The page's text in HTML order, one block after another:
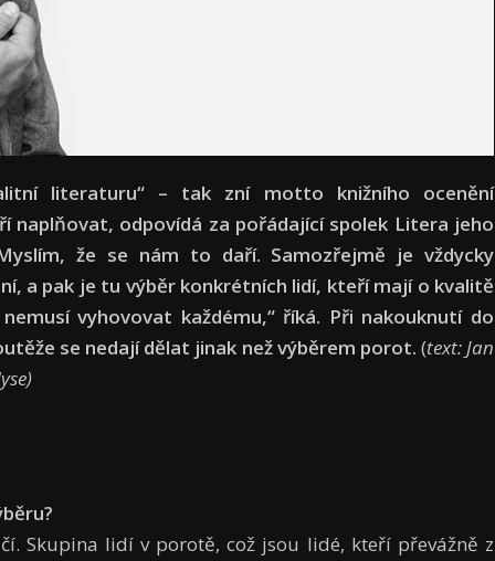
literaturu“ – tak zní motto knižního ocenění
naplňovat, odpovídá za pořádající spolek Litera jeho
že se nám to daří. Samozřejmě je vždycky
a pak je tu výběr konkrétních lidí, kteří mají o kvalitě
vyhovovat každému,“ říká. Při nakouknutí do
se nedají dělat jinak než výběrem porot. (text: Jan
Skupina lidí v porotě, což jsou lidé, kteří převážně z